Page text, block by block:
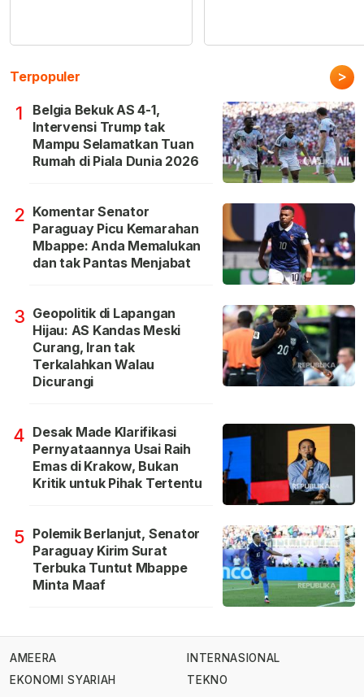
Terpopuler >
1
Belgia Bekuk AS 4-1,
Intervensi Trump tak
Mampu Selamatkan Tuan
Rumah di Piala Dunia 2026
2 Komentar Senator
Paraguay Picu Kemarahan
Mbappe: Anda Memalukan
dan tak Pantas Menjabat
3 Geopolitik di Lapangan
Hijau: AS Kandas Meski
Curang, Iran tak
Terkalahkan Walau
Dicurangi
4 Desak Made Klarifikasi
Pernyataannya Usai Raih
Emas di Krakow, Bukan
Kritik untuk Pihak Tertentu
5 Polemik Berlanjut, Senator
Paraguay Kirim Surat
Terbuka Tuntut Mbappe
Minta Maaf
AMEERA
EKONOMI SYARIAH
INTERNASIONAL
TEKNO